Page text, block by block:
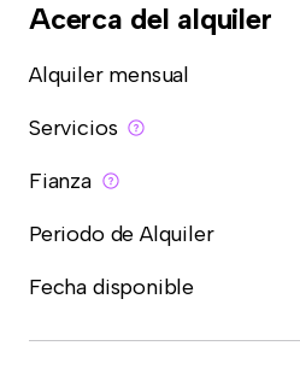
Acerca del alquiler
Alquiler mensual
Servicios
Fianza
Periodo de Alquiler
Fecha disponible